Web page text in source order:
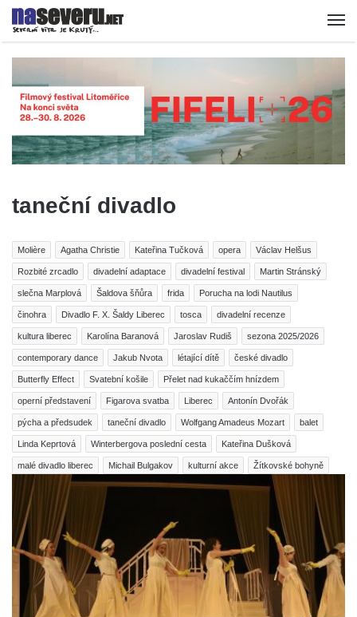
taneční divadlo
Molière Agatha Christie Kateřina Tučková opera Václav Helšus
Rozbité zrcadlo divadelní adaptace divadelní festival Martin Stránský
slečna Marplová Šaldova šňůra frida Porucha na lodi Nautilus
činohra Divadlo F. X. Šaldy Liberec tosca divadelní recenze
kultura liberec Karolína Baranová Jaroslav Rudiš sezona 2025/2026
contemporary dance Jakub Nvota létající dítě české divadlo
Butterfly Effect Svatební košile Přelet nad kukaččím hnízdem
operní představení Figarova svatba Liberec Antonín Dvořák
pýcha a předsudek taneční divadlo Wolfgang Amadeus Mozart balet
Linda Keprtová Winterbergova poslední cesta Kateřina Dušková
malé divadlo liberec Michail Bulgakov kulturní akce Žítkovské bohyně